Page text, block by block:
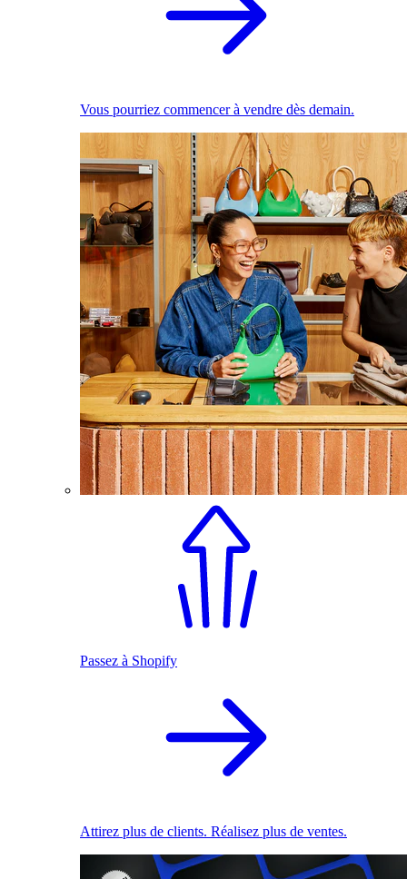
Vous pourriez commencer à vendre dès demain.
Passez à Shopify
Attirez plus de clients. Réalisez plus de ventes.